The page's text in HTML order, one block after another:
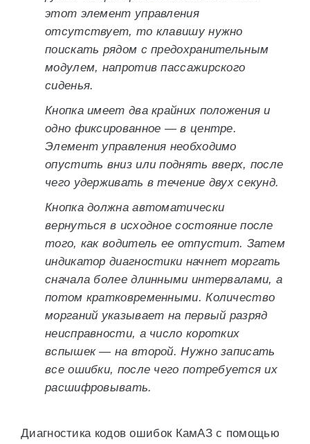
этот элемент управления
отсутствует, то клавишу нужно
поискать рядом с предохранительным
модулем, напротив пассажирского
сиденья.
Кнопка имеет два крайних положения и
одно фиксированное — в центре.
Элемент управления необходимо
опустить вниз или поднять вверх, после
чего удерживать в течение двух секунд.
Кнопка должна автоматически
вернуться в исходное состояние после
того, как водитель ее отпустит. Затем
индикатор диагностики начнет моргать
сначала более длинными интервалами, а
потом кратковременными. Количество
морганий указывает на первый разряд
неисправности, а число коротких
вспышек — на второй. Нужно записать
все ошибки, после чего потребуется их
расшифровывать.
Диагностика кодов ошибок КамАЗ с помощью